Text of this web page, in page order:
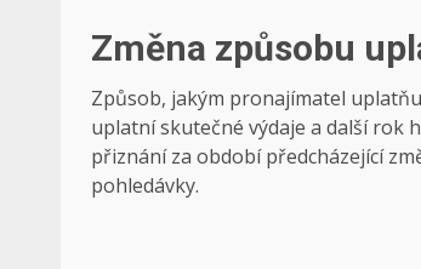
Změna způsobu
Způsob, jakým pronajímatel
uplatní skutečné výdaje a další rok
přiznání za období předcházející
pohledávky.